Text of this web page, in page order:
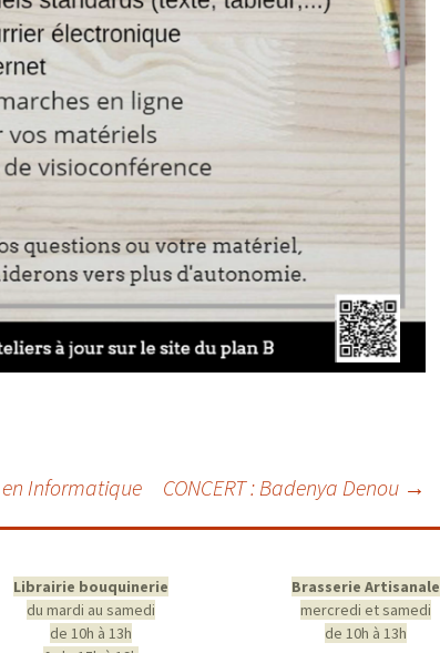
en Informatique CONCERT : Badenya Denou →
Librairie bouquinerie
du mardi au samedi
de 10h à 13h
Brasserie Artisanale
mercredi et samedi
de 10h à 13h